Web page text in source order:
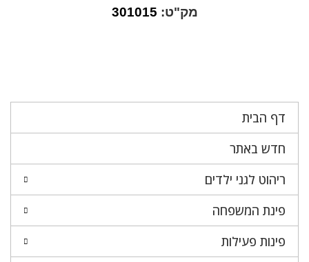
דף הבית
חדש באתר
ריהוט לגני ילדים
פינת המשפחה
פינות פעילות
מק"ט: 301015